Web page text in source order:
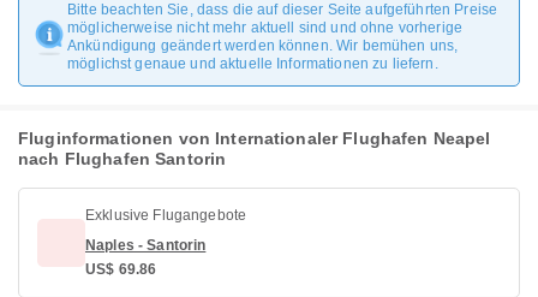
Bitte beachten Sie, dass die auf dieser Seite aufgeführten Preise
möglicherweise nicht mehr aktuell sind und ohne vorherige
Ankündigung geändert werden können. Wir bemühen uns,
möglichst genaue und aktuelle Informationen zu liefern.
Fluginformationen von Internationaler Flughafen Neapel
nach Flughafen Santorin
Exklusive Flugangebote
Naples - Santorin
US$ 69.86